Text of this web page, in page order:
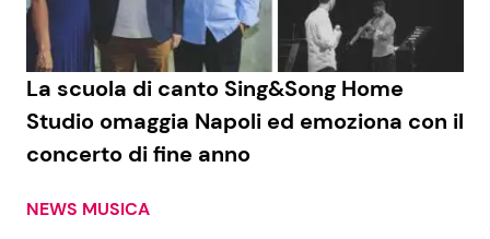
La scuola di canto Sing&Song Home
Studio omaggia Napoli ed emoziona con il
concerto di fine anno
NEWS MUSICA